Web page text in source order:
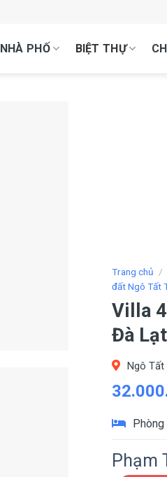
NHÀ PHỐ BIỆT THỰ
Trang chủ /
đất Ngô Tất
Villa
Đà
Ngô
Phạm